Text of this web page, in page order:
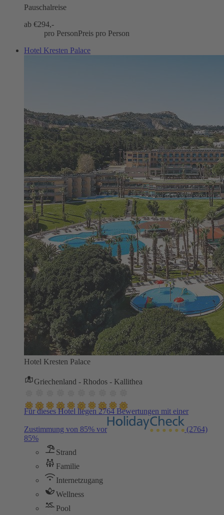
Pauschalreise
ab €294,-
pro PersonPreis pro Person
Hotel Kresten Palace
Hotel Kresten Palace
Griechenland - Rhodos - Kallithea
Für dieses Hotel liegen 2764 Bewertungen mit einer
Zustimmung von 85% vor
(2764)
85%
Strand
Familie
Internetzugang
Wellness
Pool